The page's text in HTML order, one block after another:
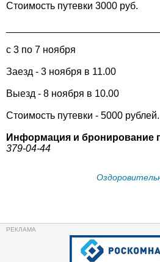
Стоимость путевки 3000 руб.
с 3 по 7 ноября
Заезд - 3 ноября в 11.00
Выезд - 8 ноября в 10.00
Стоимость путевки - 5000 рублей.
Информация и бронирование
379-04-44